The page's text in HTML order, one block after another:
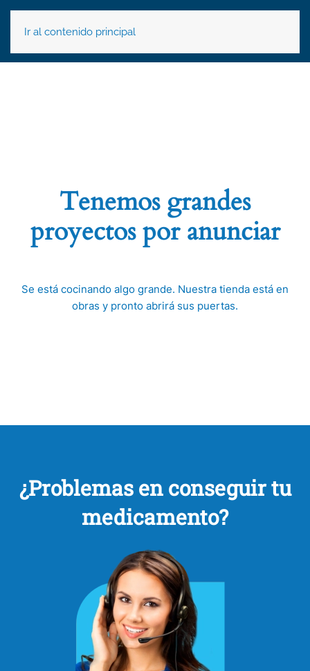
Ir al contenido principal
Tenemos grandes
proyectos por anunciar
Se está cocinando algo grande. Nuestra tienda está en
obras y pronto abrirá sus puertas.
¿Problemas en conseguir tu
medicamento?